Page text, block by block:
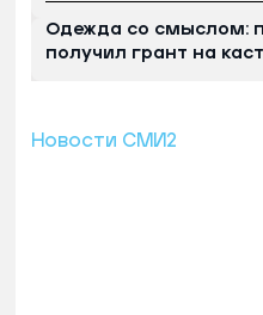
Одежда со смыслом:
получил грант на
Новости СМИ2